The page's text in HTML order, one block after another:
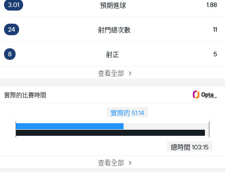
3.01 預期進球 1.88
24 射門總次數 11
8 射正 5
查看全部
實際的比賽時間
實際的 51:14
總時間 103:15
查看全部